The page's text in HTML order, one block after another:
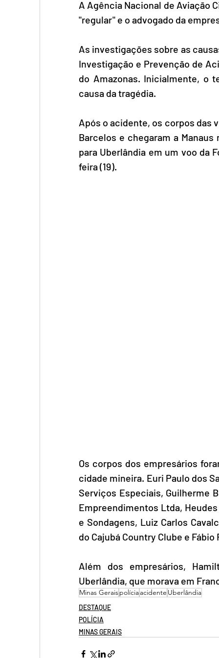
A Agência Nacional de Aviação
"regular" e o advogado da
As investigações sobre as
Investigação e Prevenção de
do Amazonas. Inicialmente, o
causa da tragédia.
Após o acidente, os corpos das
Barcelos e chegaram a
para Uberlândia em um voo da
feira (19).
Os corpos dos empresários
cidade mineira. Euri Paulo dos
Serviços Especiais, Guilherme
Empreendimentos Ltda,
e Sondagens, Luiz Carlos
do Cajubá Country Clube e
Além dos empresários,
Uberlândia, que morava em
Minas Geraispolíciaacidente Uberlândia
DESTAQUE
POLÍCIA
MINAS GERAIS